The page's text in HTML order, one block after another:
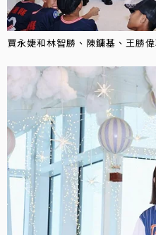
賈永婕和林智勝、陳鏞基、王勝